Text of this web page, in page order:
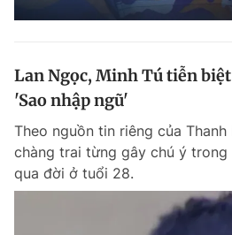
Theo dõi báo trên
Hotline
0906 645 777
Liên
0908
RSS
Lan Ngọc, Minh Tú tiễn
'Sao nhập ngũ'
Theo nguồn tin riêng của Thanh
chàng trai từng gây chú ý trong
qua đời ở tuổi 28.